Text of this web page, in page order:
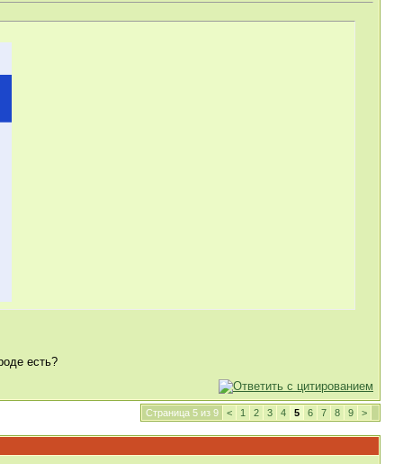
есть?
Страница 5 из 9 < 1 2 3 4 5 6 7 8 9 >